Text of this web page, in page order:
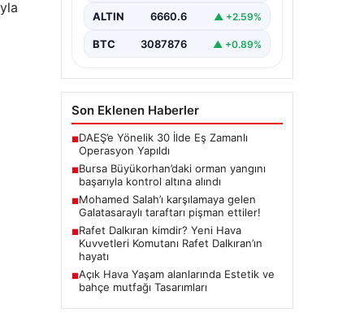
yerel…
ALTIN 6660.6 ▲ +2.59%
BTC 3087876 ▲ +0.89%
Son Eklenen Haberler
■DAEŞ’e Yönelik 30 İlde Eş Zamanlı
Operasyon Yapıldı
■Bursa Büyükorhan’daki orman yangını
başarıyla kontrol altına alındı
■Mohamed Salah’ı karşılamaya gelen
Galatasaraylı taraftarı pişman ettiler!
■Rafet Dalkıran kimdir? Yeni Hava
Kuvvetleri Komutanı Rafet Dalkıran’ın
hayatı
■Açık Hava Yaşam alanlarında Estetik ve
bahçe mutfağı Tasarımları